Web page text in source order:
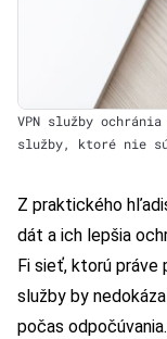
VPN služby
služby, ktoré nie
Z praktického
dát a ich lepšia
Fi sieť, ktorú práve
služby by
počas